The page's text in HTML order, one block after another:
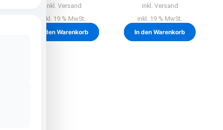
inkl. Versand
inkl. 19 % MwSt.
In den Warenkorb
inkl. Versand
inkl. 19 % MwSt.
In den Warenkorb